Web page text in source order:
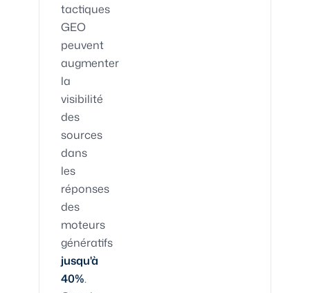
tactiques
GEO
peuvent
augmenter
la
visibilité
des
sources
dans
les
réponses
des
moteurs
génératifs
jusqu'à
40%.